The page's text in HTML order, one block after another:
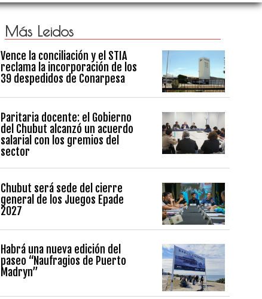
Más Leidos
Vence la conciliación y el STIA
reclama la incorporación de los
39 despedidos de Conarpesa
Paritaria docente: el Gobierno
del Chubut alcanzó un acuerdo
salarial con los gremios del
sector
Chubut será sede del cierre
general de los Juegos Epade
2027
Habrá una nueva edición del
paseo “Naufragios de Puerto
Madryn”